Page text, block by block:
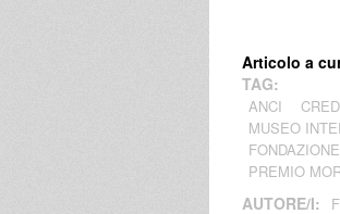
Articolo a
TAG:
ANCI
MUSEO
PREMIO
AUTORE/I: